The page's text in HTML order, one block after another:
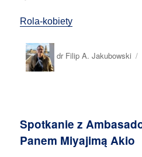
Rola-kobiety
dr Filip A. Jakubowski
Spotkanie z
Panem Miyajimą Akio